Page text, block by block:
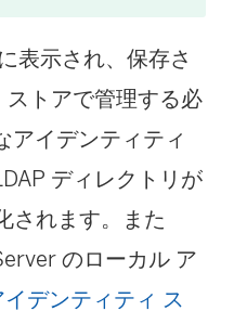
表示され、保存さ
トアで管理する必
アイデンティティ
ディレクトリが
されます。また
のローカル ア
イデンティティ ス